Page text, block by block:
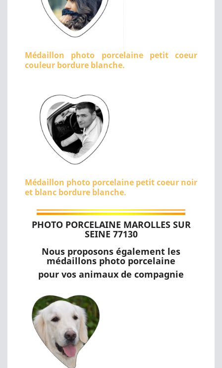
Médaillon photo porcelaine petit coeur
couleur bordure blanche.
Médaillon photo porcelaine petit coeur noir
et blanc bordure blanche.
PHOTO PORCELAINE MAROLLES SUR
SEINE 77130
Nous proposons également les
médaillons photo porcelaine
pour vos animaux de compagnie